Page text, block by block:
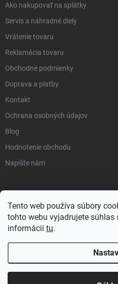
Tento web používa súbory
tohto webu vyjadrujete súhlas
informácií tu.
Ako nakupovať na splátky
Servis a náhradné diely
Vrátenie tovaru
Reklamácia tovaru
Obchodné podmienky
Doprava a platby
Kontakt
Ochrana osobných údajov
Blog
Hodnotenie obchodu
Napíšte nám
progress-